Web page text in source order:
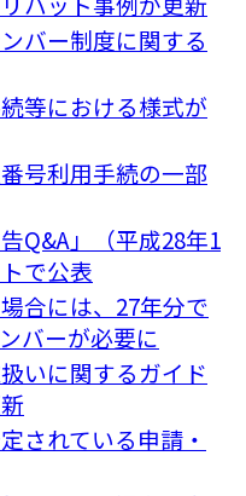
バー制度に関する
等における様式が
号利用手続の一部
Q&A」（平成28年1
で公表
合には、27年分で
バーが必要に
いに関するガイド
されている申請・